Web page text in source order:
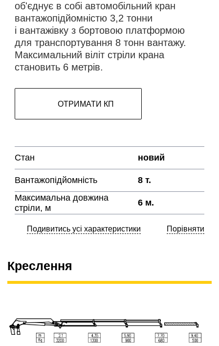
об'єднує в собі автомобільний кран
вантажопідйомністю 3,2 тонни
і вантажівку з бортовою платформою
для транспортування 8 тонн вантажу.
Максимальний віліт стріли крана
становить 6 метрів.
ОТРИМАТИ КП
Стан новий
Вантажопідйомність
8 т.
Максимальна довжина
стріли, м
6 м.
Подивитись усі характеристики Порівняти
Креслення